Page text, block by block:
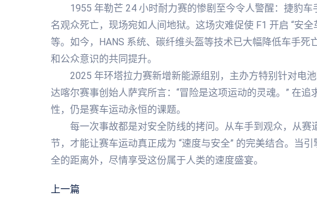
1955 年勒芒 24 小时耐力赛的惨剧至今令人警醒：捷豹
名观众死亡，现场宛如人间地狱。这场灾难促使 F1 开启 “安
等。如今，HANS 系统、碳纤维头盔等技术已大幅降低车手
和公众意识的共同提升。
2025 年环塔拉力赛新增新能源组别，主办方特别针对电
达喀尔赛事创始人萨宾所言：“冒险是这项运动的灵魂。” 在
性，仍是赛车运动永恒的课题。
每一次事故都是对安全防线的拷问。从车手到观众，从
节，才能让赛车运动真正成为 “速度与安全” 的完美结合。当
全的距离外，尽情享受这份属于人类的速度盛宴。
上一篇